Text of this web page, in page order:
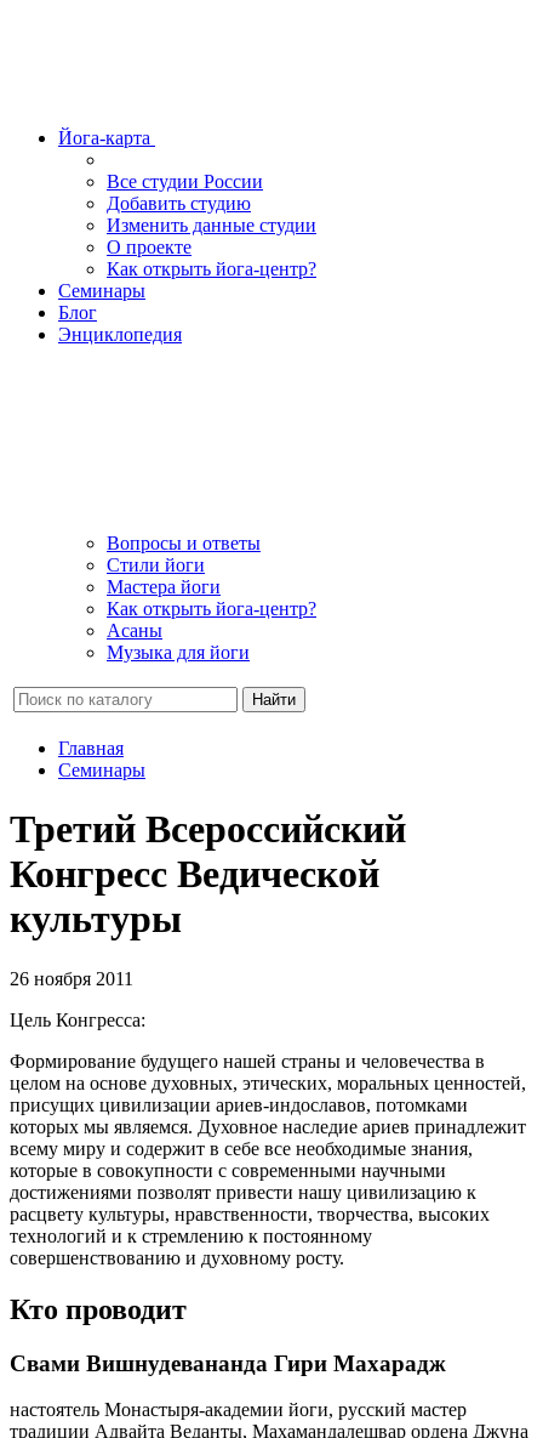
Йога-карта
Все студии России
Добавить студию
Изменить данные студии
О проекте
Как открыть йога-центр?
Семинары
Блог
Энциклопедия
Вопросы и ответы
Стили йоги
Мастера йоги
Как открыть йога-центр?
Асаны
Музыка для йоги
Найти
Главная
Семинары
Третий Всероссийский
Конгресс Ведической
культуры
26 ноября 2011
Цель Конгресса:
Формирование будущего нашей страны и человечества в
целом на основе духовных, этических, моральных ценностей,
присущих цивилизации ариев-индославов, потомками
которых мы являемся. Духовное наследие ариев принадлежит
всему миру и содержит в себе все необходимые знания,
которые в совокупности с современными научными
достижениями позволят привести нашу цивилизацию к
расцвету культуры, нравственности, творчества, высоких
технологий и к стремлению к постоянному
совершенствованию и духовному росту.
Кто проводит
Свами Вишнудевананда Гири Махарадж
настоятель Монастыря-академии йоги, русский мастер
традиции Адвайта Веданты, Махамандалешвар ордена Джуна